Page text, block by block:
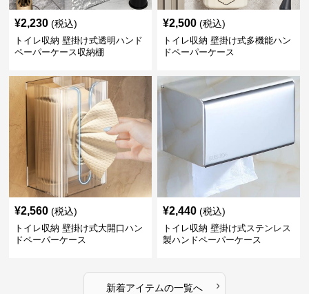
¥2,230 (税込)
トイレ収納 壁掛け式透明ハンド
ペーパーケース収納棚
¥2,500 (税込)
トイレ収納 壁掛け式多機能ハン
ドペーパーケース
¥2,560 (税込)
トイレ収納 壁掛け式大開口ハン
ドペーパーケース
¥2,440 (税込)
トイレ収納 壁掛け式ステンレス
製ハンドペーパーケース
新着アイテムの一覧へ ›